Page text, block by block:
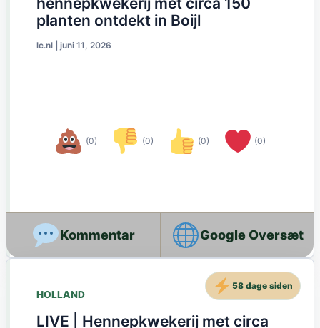
planten ontdekt in Boijl
lc.nl juni 11, 2026
(0) (0) (0) (0)
Google Oversæt
HOLLAND
LIVE | Hennepkwekerij met circa
58 dage siden